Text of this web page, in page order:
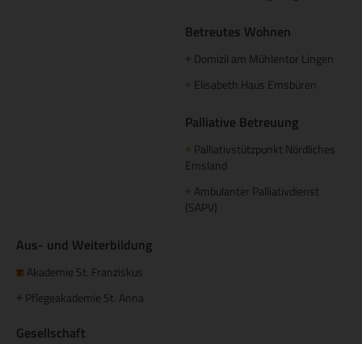
Betreutes Wohnen
Domizil am Mühlentor Lingen
Elisabeth Haus Emsbüren
Palliative Betreuung
+ Palliativstützpunkt Nördliches
Emsland
+ Ambulanter Palliativdienst
(SAPV)
Aus- und Weiterbildung
Akademie St. Franziskus
+ Pflegeakademie St. Anna
Gesellschaft